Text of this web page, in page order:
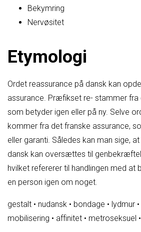
Bekymring
Nervøsitet
Etymologi
Ordet reassurance på dansk kan
assurance. Præfikset re- stammer fra
som betyder igen eller på ny. Selve
kommer fra det franske assurance,
eller garanti. Således kan man sige,
dansk kan oversættes til
hvilket refererer til handlingen med
en person igen om noget.
gestalt • nudansk • bondage • lydmur •
mobilisering • affinitet • metroseksuel •